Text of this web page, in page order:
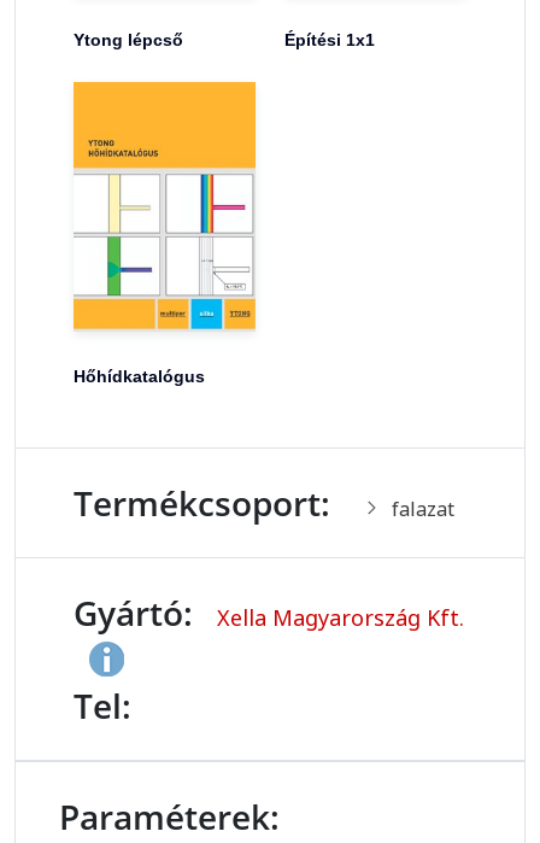
Ytong lépcső Építési 1x1
Hőhídkatalógus
Termékcsoport: falazat
Gyártó: Xella Magyarország Kft.
Tel:
Paraméterek: